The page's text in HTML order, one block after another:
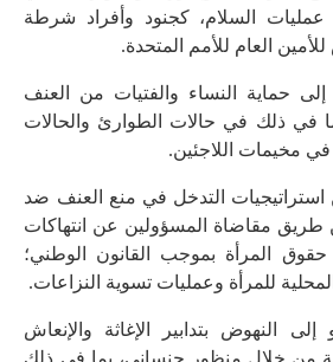
السلام، كجنود وأفراد شرطة
العام للأمم المتحدة.
إلى حماية النساء والفتيات من العنف
في ذلك في حالات الطوارئ والحالات
في مخيمات اللاجئين.
استراتيجيات التدخل في منع العنف ضد
طريق مقاضاة المسؤولين عن انتهاكات
حقوق المرأة بموجب القانون الوطني؛
للمرأة وعمليات تسوية النزاعات.
إلى النهوض بتدابير الإغاثة والإنعاش
من خلال منظور جنساني، بما في ذلك